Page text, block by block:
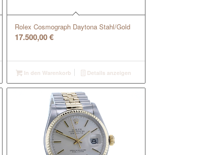
Rolex Cosmograph Daytona Stahl/Gold
17.500,00€
In den Warenkorb Details anzeigen